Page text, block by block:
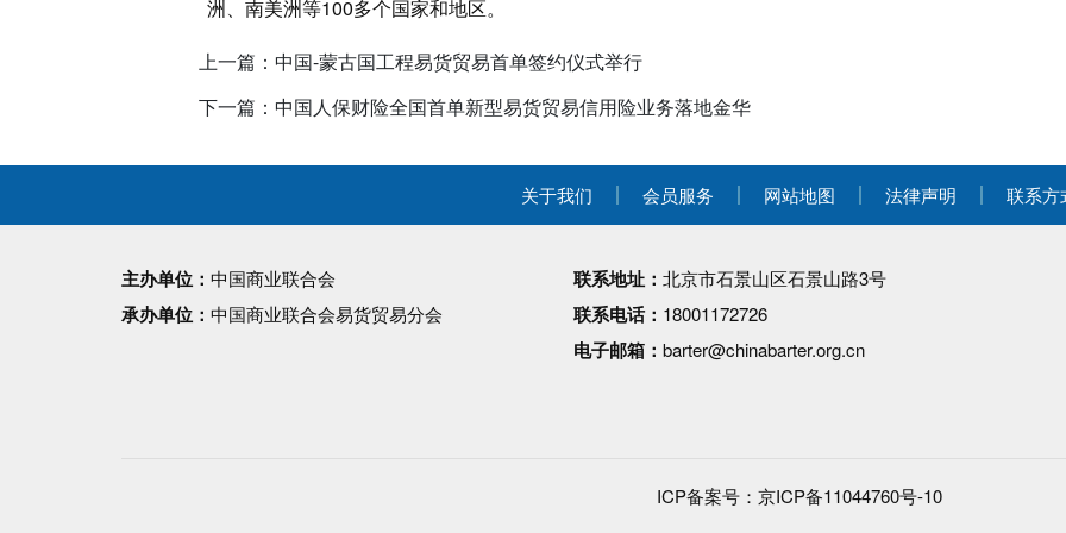
洲、南美洲等100多个国家和地区。
上一篇：中国-蒙古国工程易货贸易首单签约仪式举行
下一篇：中国人保财险全国首单新型易货贸易信用险业务落地金华
关于我们 会员服务 网站地图 法律声明 联系方
主办单位： 中国商业联合会
承办单位： 中国商业联合会易货贸易分会
联系地址： 北京市石景山区石景山路3号
联系电话： 18001172726
电子邮箱： barter@chinabarter.org.cn
ICP备案号： 京ICP备11044760号-10